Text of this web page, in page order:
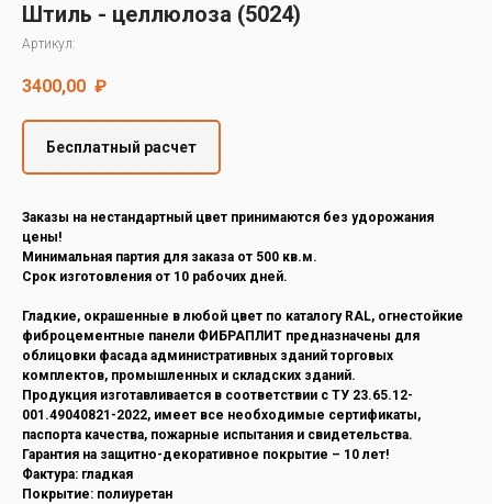
Cedral
Штиль - целлюлоза (5024)
Артикул:
3400,00 ₽
Бесплатный расчет
Заказы на нестандартный цвет принимаются без удорожания
цены!
Минимальная партия для заказа от 500 кв.м.
Срок изготовления от 10 рабочих дней.
Гладкие, окрашенные в любой цвет по каталогу RAL, огнестойкие
фиброцементные панели ФИБРАПЛИТ предназначены для
облицовки фасада административных зданий торговых
комплектов, промышленных и складских зданий.
Продукция изготавливается в соответствии с ТУ 23.65.12-
001.49040821-2022, имеет все необходимые сертификаты,
паспорта качества, пожарные испытания и свидетельства.
Гарантия на защитно-декоративное покрытие – 10 лет!
Фактура: гладкая
Покрытие: полиуретан